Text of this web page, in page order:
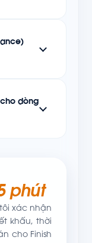
dòng
phút
xác nhận
khấu, thời
cho Finish